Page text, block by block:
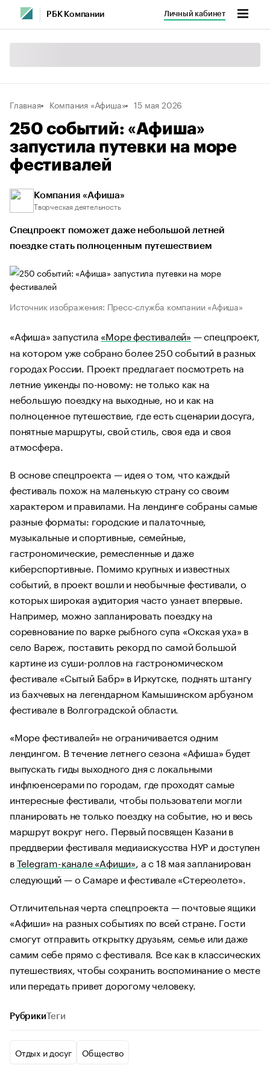
РБК Компании Личный кабинет
Главная Компания «Афиша» 15 мая 2026
250 событий: «Афиша»
запустила путевки на море
фестивалей
Компания «Афиша»
Творческая деятельность
Спецпроект поможет даже небольшой летней
поездке стать полноценным путешествием
Источник изображения: Пресс-служба компании «Афиша»
«Афиша» запустила «Море фестивалей» — спецпроект,
на котором уже собрано более 250 событий в разных
городах России. Проект предлагает посмотреть на
летние уикенды по-новому: не только как на
небольшую поездку на выходные, но и как на
полноценное путешествие, где есть сценарии досуга,
понятные маршруты, свой стиль, своя еда и своя
атмосфера.
В основе спецпроекта — идея о том, что каждый
фестиваль похож на маленькую страну со своим
характером и правилами. На лендинге собраны самые
разные форматы: городские и палаточные,
музыкальные и спортивные, семейные,
гастрономические, ремесленные и даже
киберспортивные. Помимо крупных и известных
событий, в проект вошли и необычные фестивали, о
которых широкая аудитория часто узнает впервые.
Например, можно запланировать поездку на
соревнование по варке рыбного супа «Окская уха» в
село Вареж, поставить рекорд по самой большой
картине из суши-роллов на гастрономическом
фестивале «Сытый Бабр» в Иркутске, поднять штангу
из бахчевых на легендарном Камышинском арбузном
фестивале в Волгоградской области.
«Море фестивалей» не ограничивается одним
лендингом. В течение летнего сезона «Афиша» будет
выпускать гиды выходного дня с локальными
инфлюенсерами по городам, где проходят самые
интересные фестивали, чтобы пользователи могли
планировать не только поездку на событие, но и весь
маршрут вокруг него. Первый посвящен Казани в
преддверии фестиваля медиаискусства НУР и доступен
вTelegram-канале «Афиши», а с 18 мая запланирован
следующий — о Самаре и фестивале «Стереолето».
Отличительная черта спецпроекта — почтовые ящики
«Афиши» на разных событиях по всей стране. Гости
смогут отправить открытку друзьям, семье или даже
самим себе прямо с фестиваля. Все как в классических
путешествиях, чтобы сохранить воспоминание о месте
или передать привет дорогому человеку.
Рубрики Теги
Отдых и досуг Общество